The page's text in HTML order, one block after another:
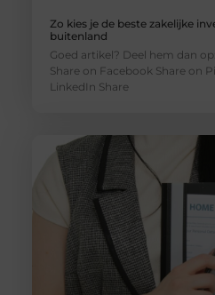
Zo kies je de beste zakelijke
buitenland
Goed artikel? Deel hem dan
Share on Facebook Share on
LinkedIn Share